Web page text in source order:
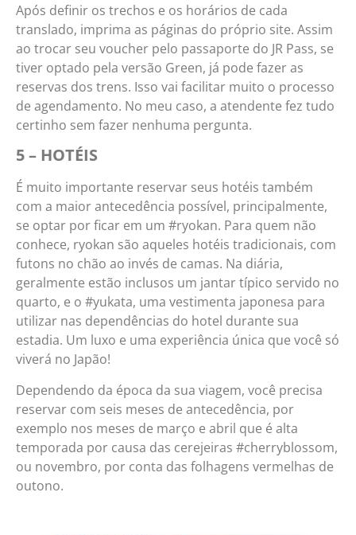
Após definir os trechos e os horários de cada
translado, imprima as páginas do próprio site. Assim
ao trocar seu voucher pelo passaporte do JR Pass, se
tiver optado pela versão Green, já pode fazer as
reservas dos trens. Isso vai facilitar muito o processo
de agendamento. No meu caso, a atendente fez tudo
certinho sem fazer nenhuma pergunta.
5 – HOTÉIS
É muito importante reservar seus hotéis também
com a maior antecedência possível, principalmente,
se optar por ficar em um #ryokan. Para quem não
conhece, ryokan são aqueles hotéis tradicionais, com
futons no chão ao invés de camas. Na diária,
geralmente estão inclusos um jantar típico servido no
quarto, e o #yukata, uma vestimenta japonesa para
utilizar nas dependências do hotel durante sua
estadia. Um luxo e uma experiência única que você só
viverá no Japão!
Dependendo da época da sua viagem, você precisa
reservar com seis meses de antecedência, por
exemplo nos meses de março e abril que é alta
temporada por causa das cerejeiras #cherryblossom,
ou novembro, por conta das folhagens vermelhas de
outono.